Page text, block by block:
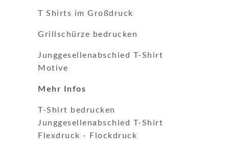
T Shirts im Großdruck
Grillschürze bedrucken
Junggesellenabschied T-Shirt
Motive
Mehr Infos
T-Shirt bedrucken
Junggesellenabschied T-Shirt
Flexdruck - Flockdruck